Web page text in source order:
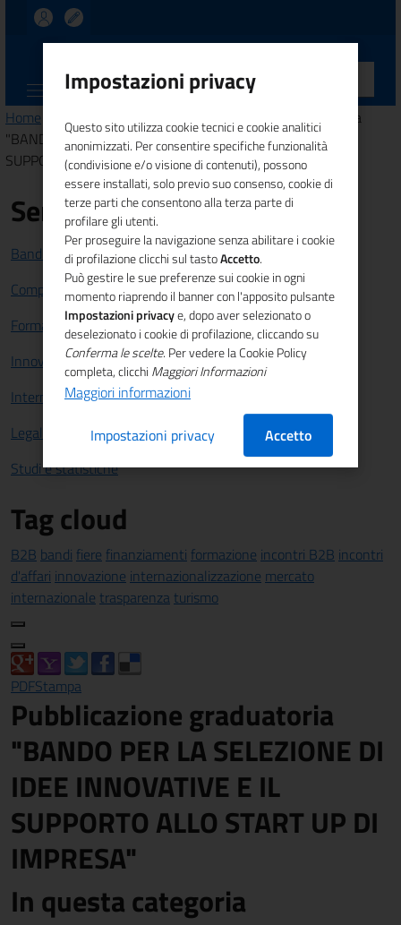
CALABRIA
Home Comunicazione News > Pubblicazione graduatoria
"BANDO PER LA SELEZIONE DI IDEE INNOVATIVE E IL
SUPPORTO ALLO START UP DI IMPRESA"
Servizi
Bandi e Finanziamenti
Competitività sistema imprenditoriale
Formazione e lavoro
Innovazione
Internazionalizzazione
Legalità
Studi e statistiche
Tag cloud
B2B bandi fiere finanziamenti formazione incontri B2B incontri
d'affari innovazione internazionalizzazione mercato
internazionale trasparenzaturismo
PDFStampa
Pubblicazione graduatoria
"BANDO PER LA SELEZIONE DI
IDEE INNOVATIVE E IL
SUPPORTO ALLO START UP DI
IMPRESA"
In questa categoria
Impostazioni privacy
Questo sito utilizza cookie tecnici e cookie analitici
anonimizzati. Per consentire specifiche funzionalità
(condivisione e/o visione di contenuti), possono
essere installati, solo previo suo consenso, cookie di
terze parti che consentono alla terza parte di
profilare gli utenti.
Per proseguire la navigazione senza abilitare i cookie
di profilazione clicchi sul tastoAccetto.
Può gestire le sue preferenze sui cookie in ogni
momento riaprendo il banner con l'apposito pulsante
Impostazioni privacye, dopo aver selezionato o
deselezionato i cookie di profilazione, cliccando su
Conferma le scelte. Per vedere la Cookie Policy
completa, clicchi Maggiori Informazioni
Maggiori informazioni
Impostazioni privacy
Accetto